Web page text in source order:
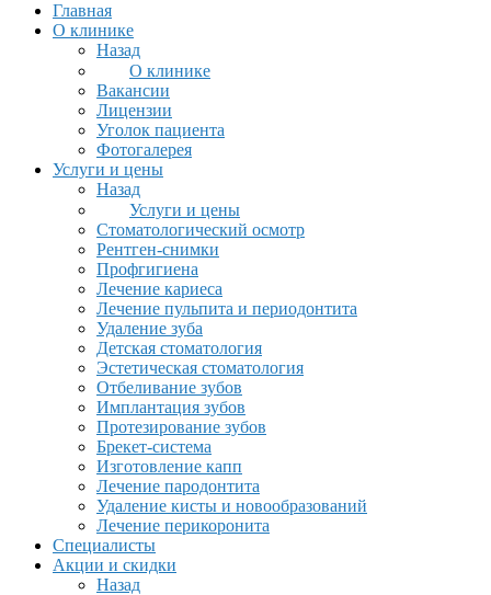
Главная
О клинике
Назад
О клинике
Вакансии
Лицензии
Уголок пациента
Фотогалерея
Услуги и цены
Назад
Услуги и цены
Стоматологический осмотр
Рентген-снимки
Профгигиена
Лечение кариеса
Лечение пульпита и периодонтита
Удаление зуба
Детская стоматология
Эстетическая стоматология
Отбеливание зубов
Имплантация зубов
Протезирование зубов
Брекет-система
Изготовление капп
Лечение пародонтита
Удаление кисты и новообразований
Лечение перикоронита
Специалисты
Акции и скидки
Назад